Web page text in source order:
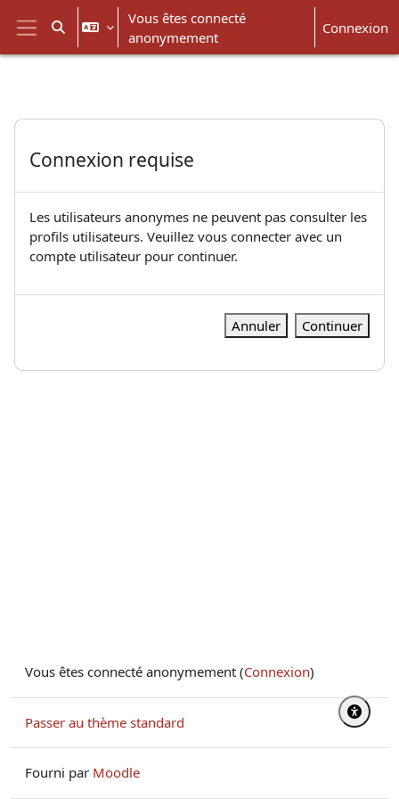
Passer au contenu principal
Panneau latéral
Activer/désactiver la saisie de recherche
Vous êtes connecté
anonymement
Connexion
Connexion requise
Les utilisateurs anonymes ne peuvent pas consulter les
profils utilisateurs. Veuillez vous connecter avec un
compte utilisateur pour continuer.
Annuler Continuer
Vous êtes connecté anonymement (Connexion)
Passer au thème standard
Fourni par Moodle